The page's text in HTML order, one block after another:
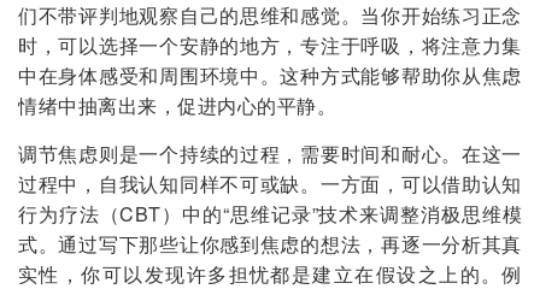
们不带评判地观察自己的思维和感觉。当你开始练习正念
时，可以选择一个安静的地方，专注于呼吸，将注意力集
中在身体感受和周围环境中。这种方式能够帮助你从焦虑
情绪中抽离出来，促进内心的平静。
调节焦虑则是一个持续的过程，需要时间和耐心。在这一
过程中，自我认知同样不可或缺。一方面，可以借助认知
行为疗法（CBT）中的“思维记录”技术来调整消极思维模
式。通过写下那些让你感到焦虑的想法，再逐一分析其真
实性，你可以发现许多担忧都是建立在假设之上的。例